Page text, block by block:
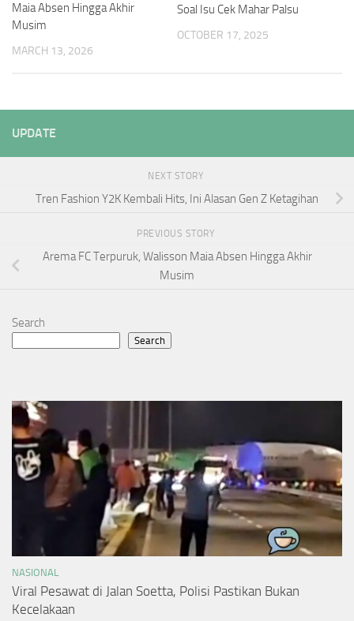
Maia Absen Hingga Akhir
Musim
MARCH 13, 2026
Soal Isu Cek Mahar Palsu
OCTOBER 17, 2025
UPDATE
NEXT STORY
Tren Fashion Y2K Kembali Hits, Ini Alasan Gen Z Ketagihan
PREVIOUS STORY
Arema FC Terpuruk, Walisson Maia Absen Hingga Akhir
Musim
Search
Search
NASIONAL
Viral Pesawat di Jalan Soetta, Polisi Pastikan Bukan
Kecelakaan